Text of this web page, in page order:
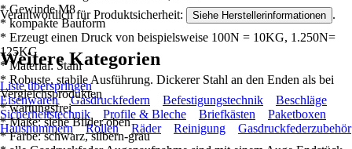
* Gewinde M8
* kompakte Bauform
* Erzeugt einen Druck von beispielsweise 100N = 10KG, 1.250N=
125KG
* Material: Stahl
* Robuste, stabile Ausführung. Dickerer Stahl an den Enden als bei
Vergleichsprodukten
* wartungsfrei
* Maße: siehe Bilder oben
* Farbe: schwarz, silbern-grau
Verantwortlich für Produktsicherheit: Siehe Herstellerinformationen .
Weitere Kategorien
Liste überspringen
Eisenwaren
Gasdruckfedern Befestigungstechnik
Beschläge
Sicherheitstechnik
Profile & Bleche Briefkästen
Paketboxen
Hausnummern
Rollen Räder Reinigung Gasdruckfederzubehör